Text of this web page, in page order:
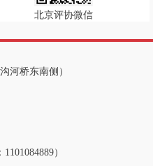
北京评协微信
河桥东南侧）
）